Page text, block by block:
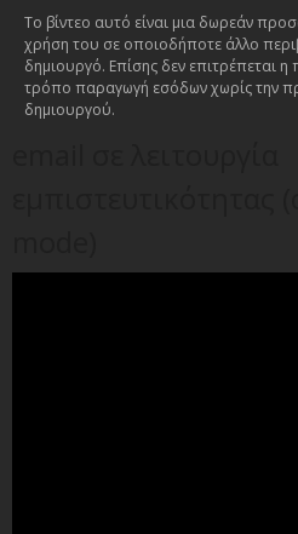
Το βίντεο αυτό είναι μια δωρεάν
χρήση του σε οποιοδήποτε άλλο
δημιουργό. Επίσης δεν επιτρέπεται
τρόπο παραγωγή εσόδων χωρίς την
δημιουργού.